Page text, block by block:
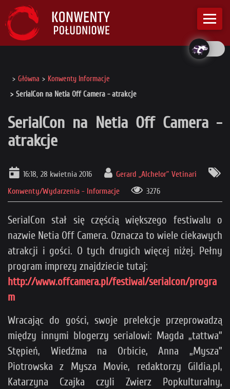
Główna
Konwenty Informacje
SerialCon na Netia Off Camera - atrakcje
SerialCon na Netia Off Camera -
atrakcje
16:18, 28 kwietnia 2016
Gerard „Alchelor” Vetinari
Konwenty/Wydarzenia - Informacje
3276
SerialCon stał się częścią większego festiwalu o
nazwie Netia Off Camera. Oznacza to wiele ciekawych
atrakcji i gości. O tych drugich więcej niżej. Pełny
program imprezy znajdziecie tutaj:
http://www.offcamera.pl/festiwal/serialcon/progra
m
Wracając do gości, swoje prelekcje przeprowadzą
między innymi blogerzy serialowi: Magda „tattwa”
Stępień, Wiedźma na Orbicie, Anna „Mysza”
Piotrowska z Mysza Movie, redaktorzy Gildia.pl,
Katarzyna Czajka czyli Zwierz Popkulturalny,